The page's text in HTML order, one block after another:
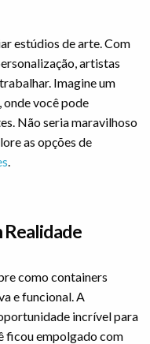
estúdios de arte. Com
artistas
Imagine um
você pode
Não seria maravilhoso
as opções de
.
Realidade
como containers
e funcional. A
incrível para
ficou empolgado com